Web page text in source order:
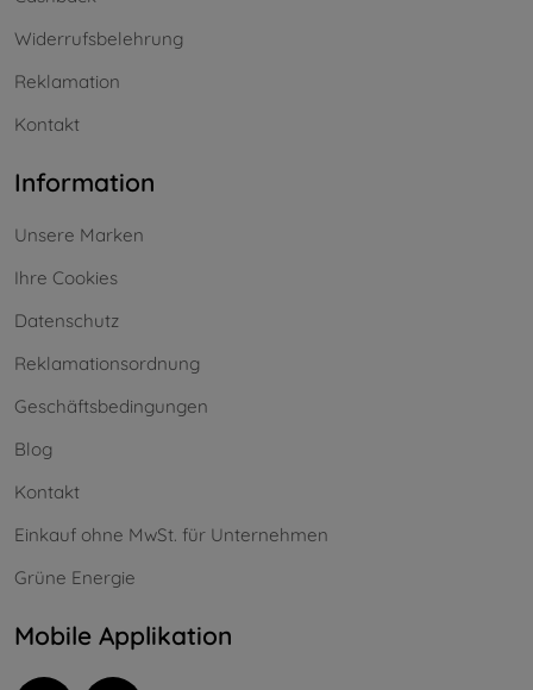
Widerrufsbelehrung
Reklamation
Kontakt
Information
Unsere Marken
Ihre Cookies
Datenschutz
Reklamationsordnung
Geschäftsbedingungen
Blog
Kontakt
Einkauf ohne MwSt. für Unternehmen
Grüne Energie
Mobile Applikation